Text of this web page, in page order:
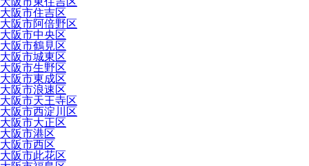
大阪市住吉区
大阪市阿倍野区
大阪市中央区
大阪市鶴見区
大阪市城東区
大阪市生野区
大阪市東成区
大阪市浪速区
大阪市天王寺区
大阪市西淀川区
大阪市大正区
大阪市港区
大阪市西区
大阪市此花区